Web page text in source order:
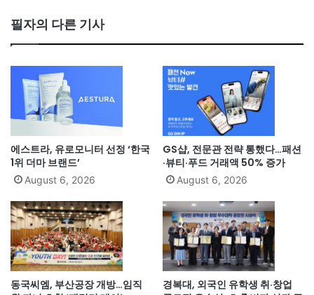
필자의 다른 기사
에스트라, 유로모니터 선정 ‘한국
1위 더마 브랜드’
August 6, 2026
GS샵, 전문관 전략 통했다…패션
·뷰티·푸드 거래액 50% 증가
August 6, 2026
동국씨엠, 부산공장 개방…임직
경복대, 외국인 유학생 취·창업